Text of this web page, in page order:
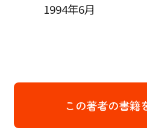
1994年6月
この著者の書籍